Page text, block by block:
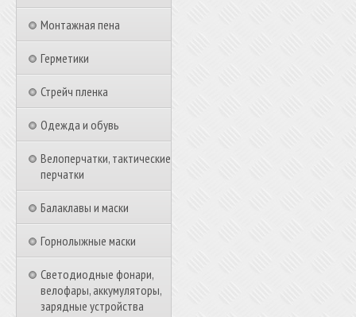
Монтажная пена
Герметики
Стрейч пленка
Одежда и обувь
Велоперчатки, тактические
перчатки
Балаклавы и маски
Горнолыжные маски
Светодиодные фонари,
велофары, аккумуляторы,
зарядные устройства